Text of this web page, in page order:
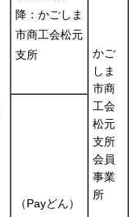
降：かごしま
市商工会松元
支所
かご
しま
市商
工会
松元
支所
会員
事業
所
（Payどん）